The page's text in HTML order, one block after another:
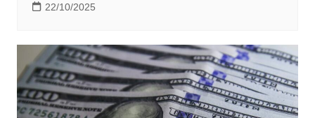
22/10/2025